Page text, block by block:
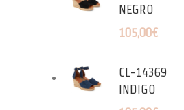
NEGRO
105,00€
CL-14369
INDIGO